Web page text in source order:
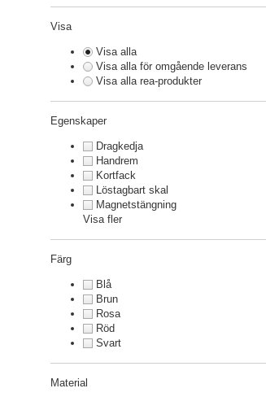
Visa
Visa alla
Visa alla för omgående leverans
Visa alla rea-produkter
Egenskaper
Dragkedja
Handrem
Kortfack
Löstagbart skal
Magnetstängning
Visa fler
Färg
Blå
Brun
Rosa
Röd
Svart
Material